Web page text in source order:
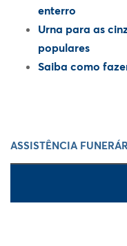
enterro
Urna para as
populares
Saiba como